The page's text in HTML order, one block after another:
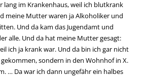
lang im Krankenhaus, weil ich blutkrank
meine Mutter waren ja Alkoholiker und
Und da kam das Jugendamt und
alle. Und da hat meine Mutter gesagt:
ich ja krank war. Und da bin ich gar nicht
sondern in den Wohnhof in X.
… Da war ich dann ungefähr ein halbes